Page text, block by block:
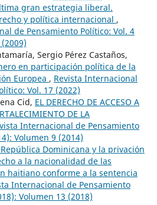
gran estrategia liberal.
y política internacional ,
de Pensamiento Político: Vol. 4
Sergio Pérez Castaños,
en participación política de la
Europea , Revista Internacional
Vol. 17 (2022)
Cid, EL DERECHO DE ACCESO A
DE LA
Internacional de Pensamiento
Volumen 9 (2014)
República Dominicana y la privación
a la nacionalidad de las
haitiano conforme a la sentencia
Internacional de Pensamiento
Volumen 13 (2018)